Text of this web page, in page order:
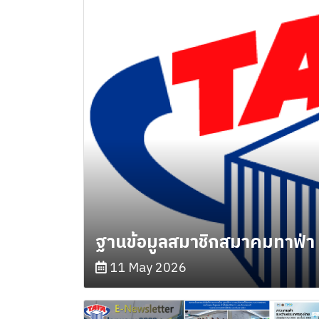
ฐานข้อมูลสมาชิกสมาคมทาฟ่า
11 May 2026